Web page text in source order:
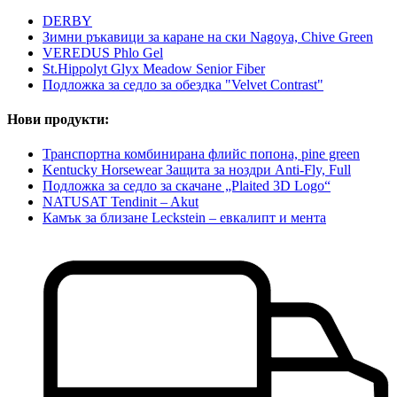
DERBY
Зимни ръкавици за каране на ски Nagoya, Chive Green
VEREDUS Phlo Gel
St.Hippolyt Glyx Meadow Senior Fiber
Подложка за седло за обездка "Velvet Contrast"
Нови продукти:
Транспортна комбинирана флийс попона, pine green
Kentucky Horsewear Защита за ноздри Anti-Fly, Full
Подложка за седло за скачане „Plaited 3D Logo“
NATUSAT Tendinit – Akut
Камък за близане Leckstein – евкалипт и мента